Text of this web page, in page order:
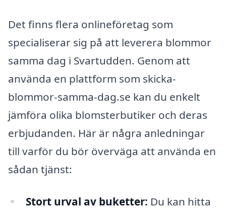
Det finns flera onlineföretag som
specialiserar sig på att leverera blommor
samma dag i Svartudden. Genom att
använda en plattform som skicka-
blommor-samma-dag.se kan du enkelt
jämföra olika blomsterbutiker och deras
erbjudanden. Här är några anledningar
till varför du bör överväga att använda en
sådan tjänst:
Stort urval av buketter: Du kan hitta